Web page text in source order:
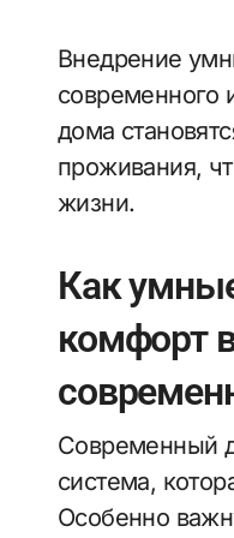
Внедрение
современного
дома
проживания,
жизни.
Как
комфорт
Современный
система,
Особенно